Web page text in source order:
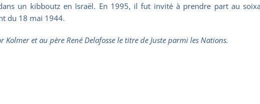
un kibboutz en Israël. En 1995, il fut invité à prendre part au
du 18 mai 1944.
et au père René Delafosse le titre de Juste parmi les Nations.